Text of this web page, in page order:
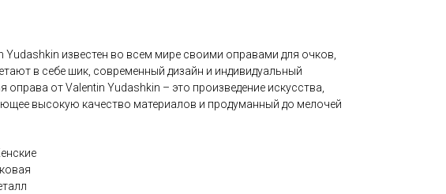
Yudashkin известен во всем мире своими оправами для очков,
в себе шик, современный дизайн и индивидуальный
оправа от Valentin Yudashkin – это произведение искусства,
высокую качество материалов и продуманный до мелочей